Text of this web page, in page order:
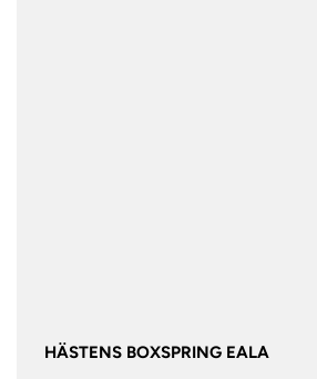
HÄSTENS BOXSPRING EALA